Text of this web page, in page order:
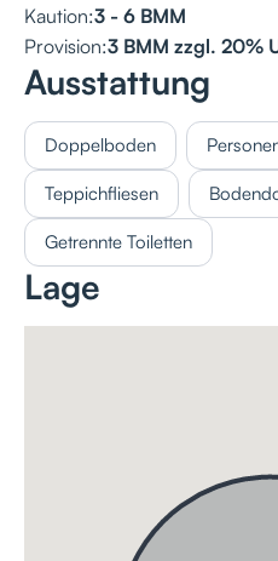
Kaution:3 - 6 BMM
Provision:3 BMM zzgl. 20%
Ausstattung
Doppelboden
Teppichfliesen
Getrennte Toiletten
Lage